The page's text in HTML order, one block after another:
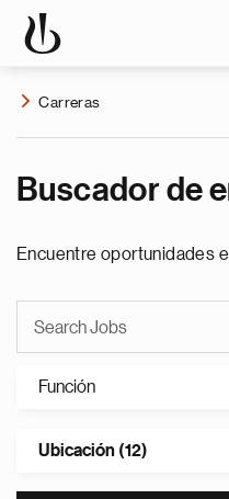
Carreras
Buscador de
Encuentre oportunidades
Función
Ubicación (12)